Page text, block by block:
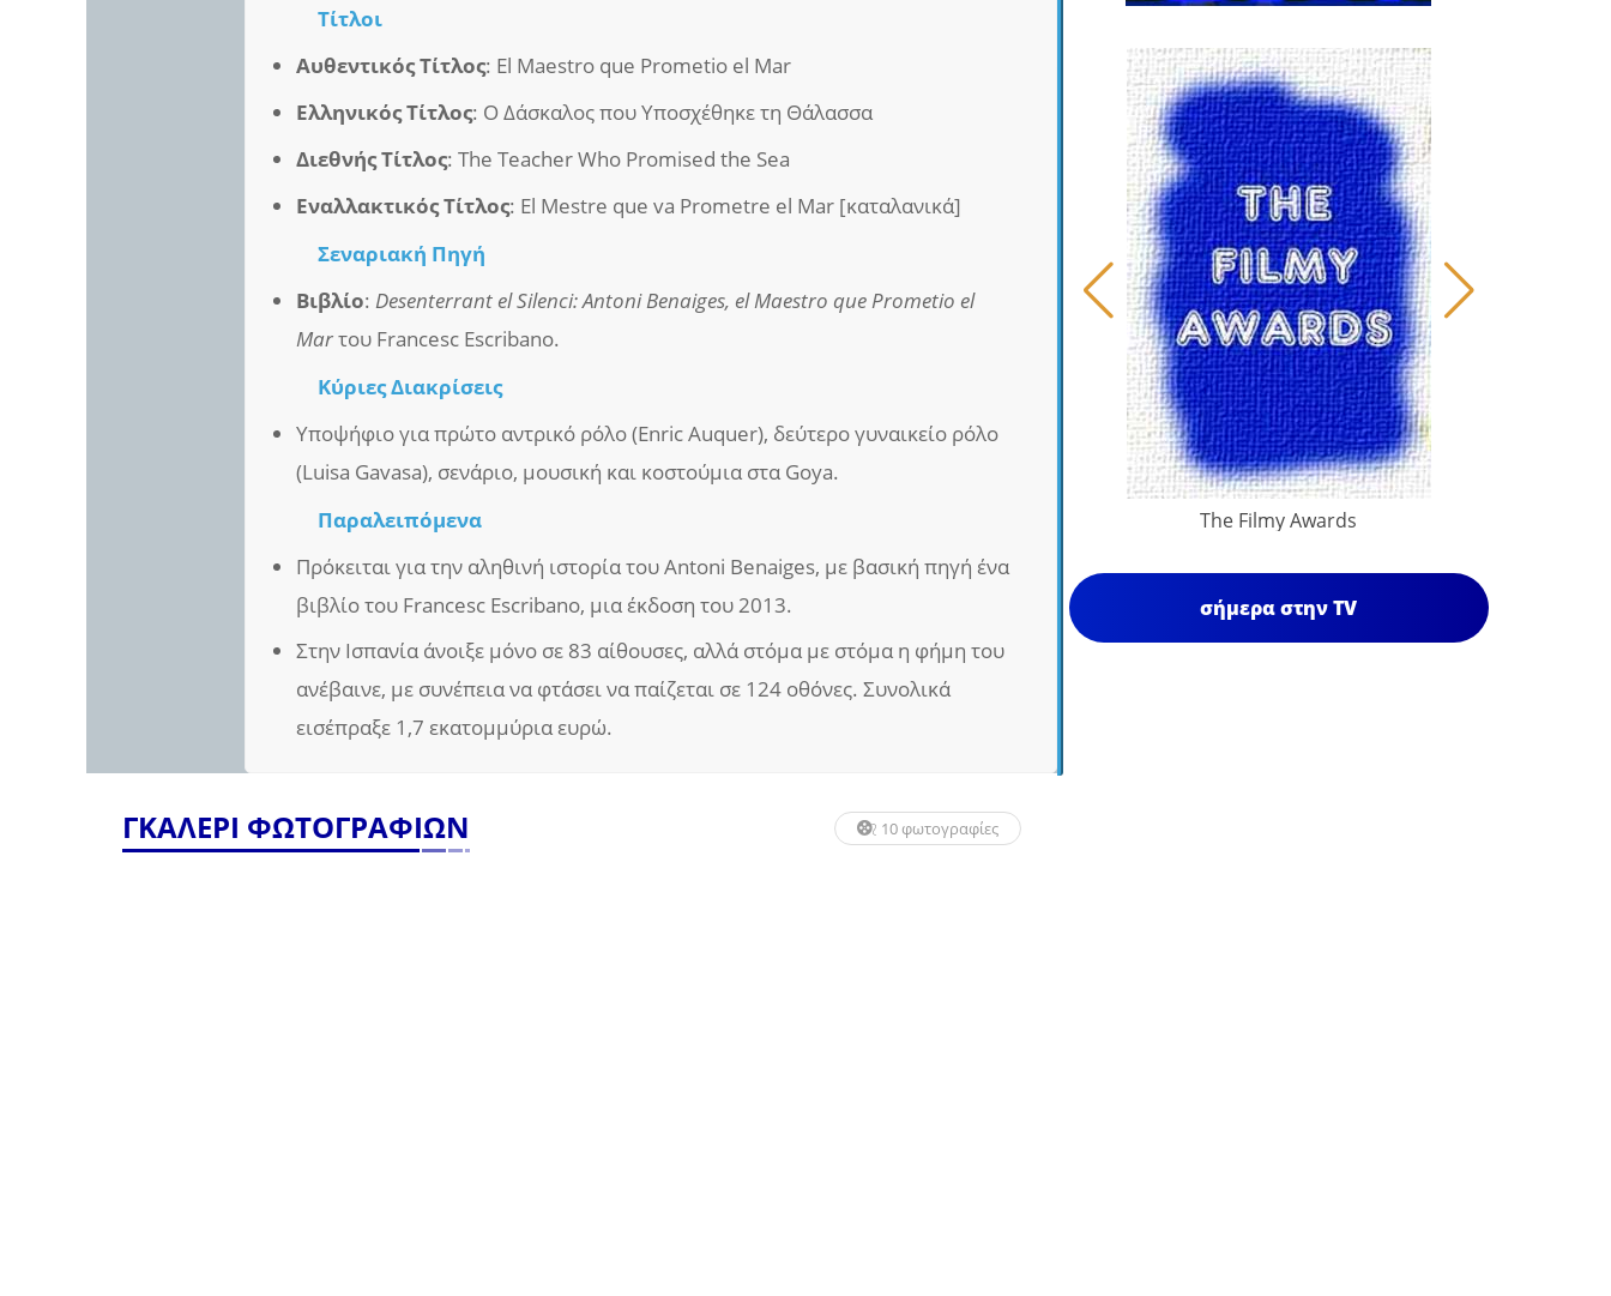
Τίτλοι
Αυθεντικός Τίτλος: El Maestro que Prometio el Mar
Ελληνικός Τίτλος: Ο Δάσκαλος που Υποσχέθηκε τη Θάλασσα
Διεθνής Τίτλος: The Teacher Who Promised the Sea
Εναλλακτικός Τίτλος: El Mestre que va Prometre el Mar [καταλανικά]
Σεναριακή Πηγή
Βιβλίο:Desenterrant el Silenci: Antoni Benaiges, el Maestro que Prometio el
Marτου Francesc Escribano.
Κύριες Διακρίσεις
Υποψήφιο για πρώτο αντρικό ρόλο (Enric Auquer), δεύτερο γυναικείο ρόλο
(Luisa Gavasa), σενάριο, μουσική και κοστούμια στα Goya.
Παραλειπόμενα
Πρόκειται για την αληθινή ιστορία του Antoni Benaiges, με βασική πηγή ένα
βιβλίο του Francesc Escribano, μια έκδοση του 2013.
Στην Ισπανία άνοιξε μόνο σε 83 αίθουσες, αλλά στόμα με στόμα η φήμη του
ανέβαινε, με συνέπεια να φτάσει να παίζεται σε 124 οθόνες. Συνολικά
εισέπραξε 1,7 εκατομμύρια ευρώ.
ΓΚΑΛΕΡΙ ΦΩΤΟΓΡΑΦΙΩΝ 10 φωτογραφίες
The Filmy Awards
σήμερα στην TV